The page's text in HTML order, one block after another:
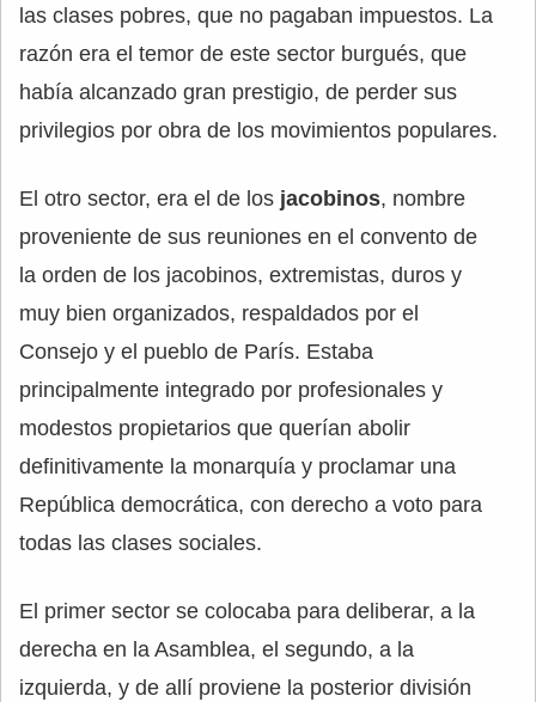
las clases pobres, que no pagaban impuestos. La
razón era el temor de este sector burgués, que
había alcanzado gran prestigio, de perder sus
privilegios por obra de los movimientos populares.
El otro sector, era el de los jacobinos, nombre
proveniente de sus reuniones en el convento de
la orden de los jacobinos, extremistas, duros y
muy bien organizados, respaldados por el
Consejo y el pueblo de París. Estaba
principalmente integrado por profesionales y
modestos propietarios que querían abolir
definitivamente la monarquía y proclamar una
República democrática, con derecho a voto para
todas las clases sociales.
El primer sector se colocaba para deliberar, a la
derecha en la Asamblea, el segundo, a la
izquierda, y de allí proviene la posterior división